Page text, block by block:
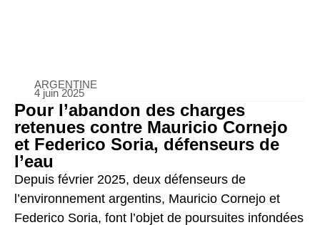
ARGENTINE
4 juin 2025
Pour l’abandon des charges
retenues contre Mauricio Cornejo
et Federico Soria, défenseurs de
l’eau
Depuis février 2025, deux défenseurs de
l’environnement argentins, Mauricio Cornejo et
Federico Soria, font l’objet de poursuites infondées